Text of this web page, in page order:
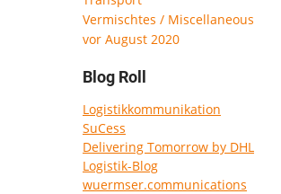
Vermischtes / Miscellaneous
vor August 2020
Blog Roll
Logistikkommunikation
SuCess
Delivering Tomorrow by DHL
Logistik-Blog
wuermser.communications